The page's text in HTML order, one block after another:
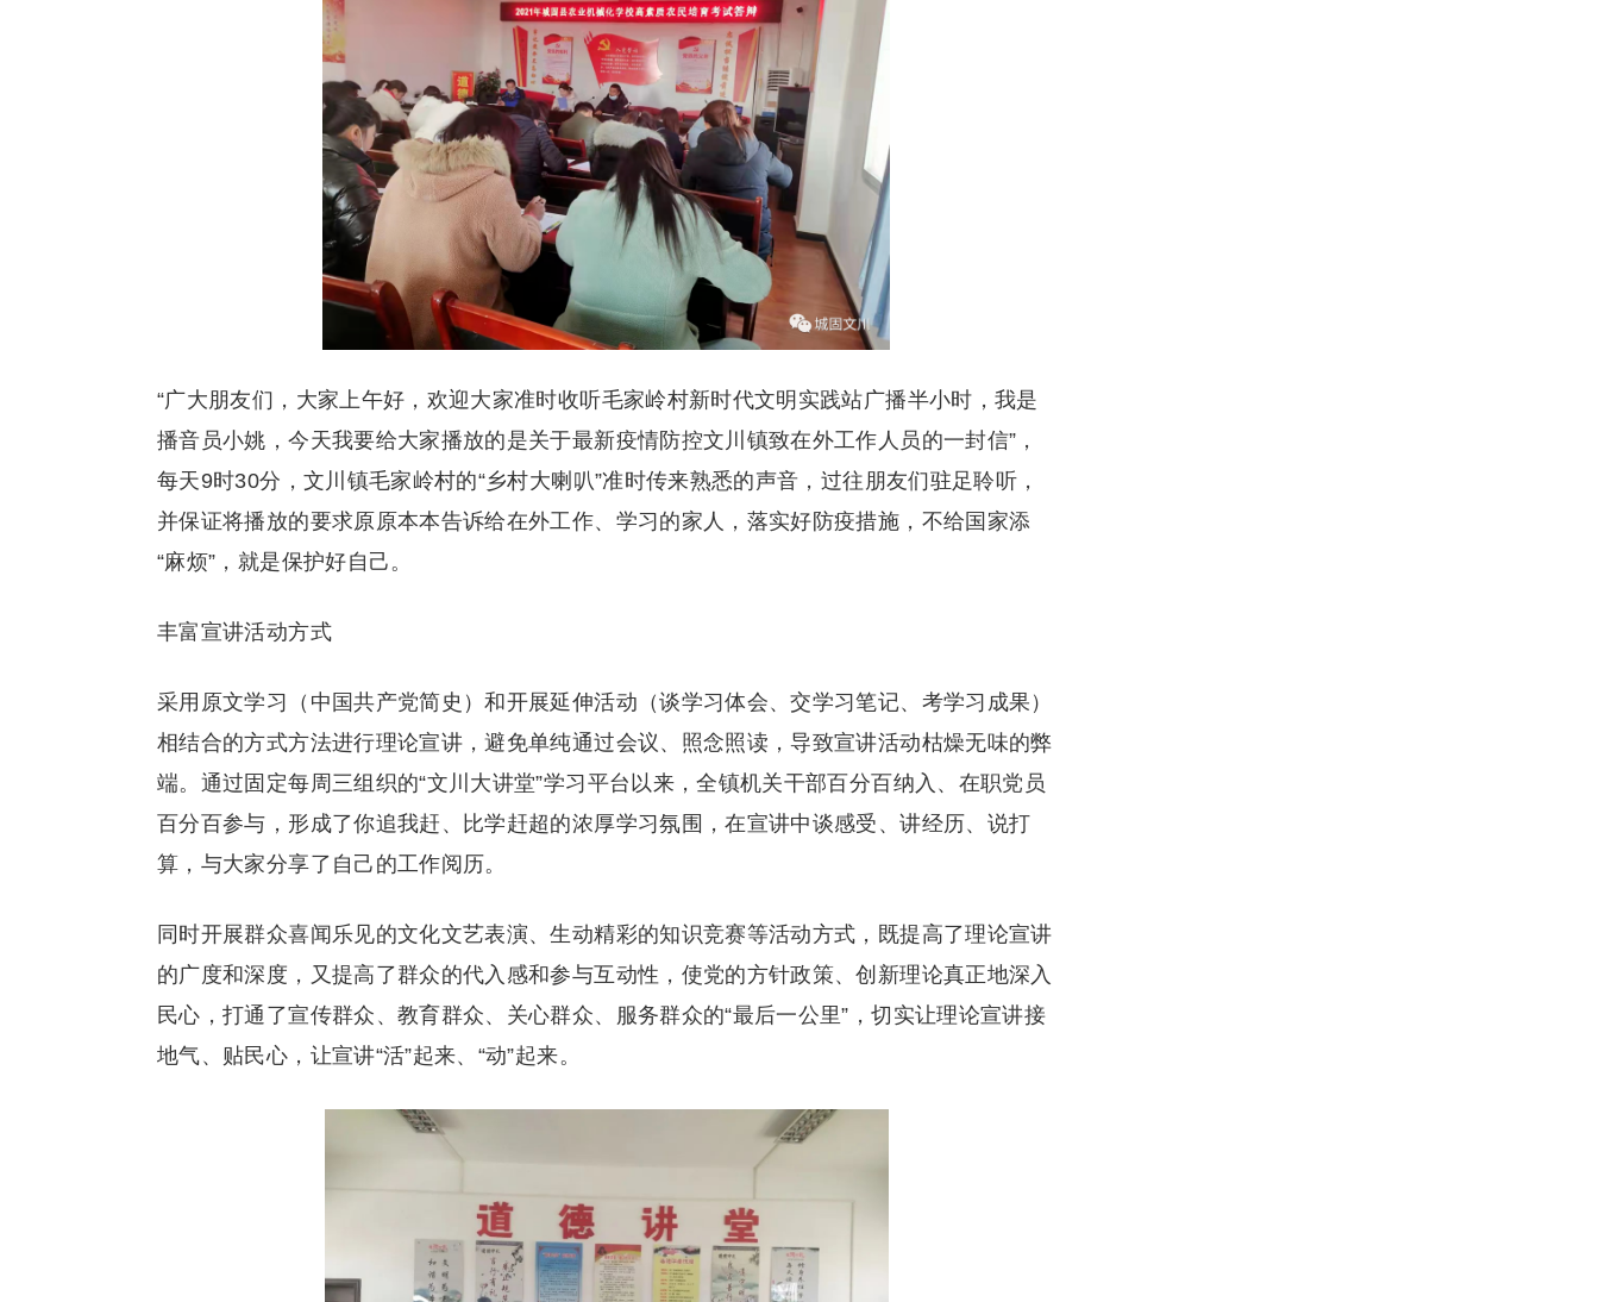
“广大朋友们，大家上午好，欢迎大家准时收听毛家岭村新时代文明实践站广播半小时，我是
播音员小姚，今天我要给大家播放的是关于最新疫情防控文川镇致在外工作人员的一封信”，
每天9时30分，文川镇毛家岭村的“乡村大喇叭”准时传来熟悉的声音，过往朋友们驻足聆听，
并保证将播放的要求原原本本告诉给在外工作、学习的家人，落实好防疫措施，不给国家添
“麻烦”，就是保护好自己。
丰富宣讲活动方式
采用原文学习（中国共产党简史）和开展延伸活动（谈学习体会、交学习笔记、考学习成果）
相结合的方式方法进行理论宣讲，避免单纯通过会议、照念照读，导致宣讲活动枯燥无味的弊
端。通过固定每周三组织的“文川大讲堂”学习平台以来，全镇机关干部百分百纳入、在职党员
百分百参与，形成了你追我赶、比学赶超的浓厚学习氛围，在宣讲中谈感受、讲经历、说打
算，与大家分享了自己的工作阅历。
同时开展群众喜闻乐见的文化文艺表演、生动精彩的知识竞赛等活动方式，既提高了理论宣讲
的广度和深度，又提高了群众的代入感和参与互动性，使党的方针政策、创新理论真正地深入
民心，打通了宣传群众、教育群众、关心群众、服务群众的“最后一公里”，切实让理论宣讲接
地气、贴民心，让宣讲“活”起来、“动”起来。